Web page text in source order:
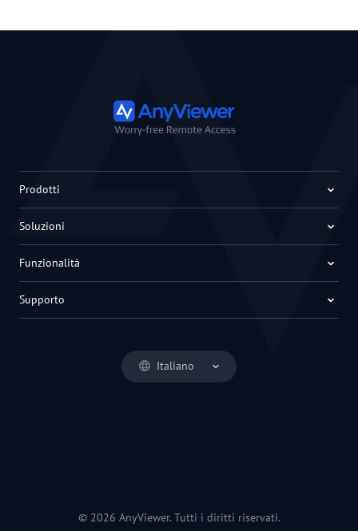
Italiano
Prodotti
Soluzioni
Funzionalità
Supporto
© 2026 AnyViewer. Tutti i diritti riservati.